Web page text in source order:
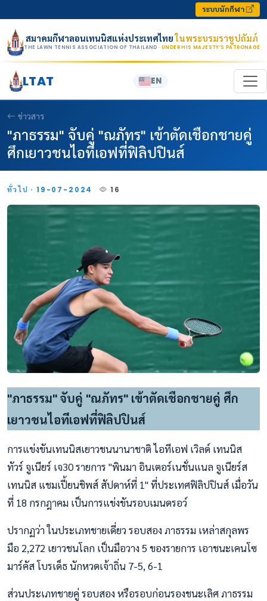
ระบบนักกีฬา
สมาคมกีฬาลอนเทนนิสแห่งประเทศไทยในพระบรมราชูปถัมภ์
THE LAWN TENNIS ASSOCIATION OF THAILAND · UNDER HIS MAJESTY’S PATRONAGE
LTAT EN
ข่าวสาร
"ภาธรรม" จับคู่ "ณภัทร" เข้าตัดเชือกชายคู่
ศึกเยาวชนไอทีเอฟที่ฟิลิปปินส์
ทั่วไป · 19-07-2024 16
"ภาธรรม" จับคู่ "ณภัทร" เข้าตัดเชือกชายคู่ ศึก
เยาวชนไอทีเอฟที่ฟิลิปปินส์
การแข่งขันเทนนิสเยาวชนนานาชาติ ไอทีเอฟ เวิลด์ เทนนิส
ทัวร์ จูเนียร์ เจ30 รายการ "พินมา อินเตอร์เนชั่นแนล จูเนียร์ส
เทนนิส แชมเปี้ยนชิพส์ สัปดาห์ที่ 1" ที่ประเทศฟิลิปปินส์ เมื่อวัน
ที่ 18 กรกฎาคม เป็นการแข่งขันรอบเมนดรอว์
ปรากฏว่า ในประเภทชายเดี่ยว รอบสอง ภาธรรม เหล่าสกุลพร
มือ 2,272 เยาวชนโลก เป็นมือวาง 5 ของรายการ เอาชนะเคนโซ
มาร์คัส โบรเด็ธ นักหวดเจ้าถิ่น 7-5, 6-1
ส่วนประเภทชายคู่ รอบสอง หรือรอบก่อนรองชนะเลิศ ภาธรรม